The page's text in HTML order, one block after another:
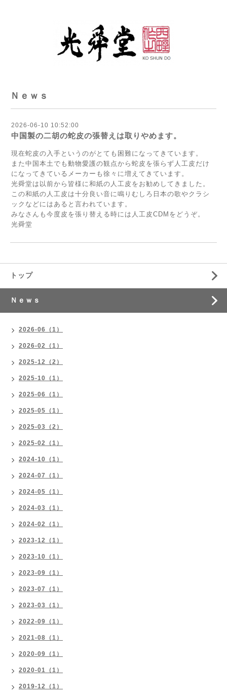
Ｎｅｗｓ
2026-06-10 10:52:00
中国製の二胡の蛇皮の張替えは取りやめます。
現在蛇皮の入手というのがとても困難になってきています。
また中国本土でも動物愛護の観点から蛇皮を張らず人工皮だけ
になってきているメーカーも徐々に増えてきています。
光舜堂は以前から皆様に和紙の人工皮をお勧めしてきました。
この和紙の人工皮は十分良い音に鳴りむしろ日本の歌やクラシ
ックなどにはあると言われています。
みなさんも今度皮を張り替える時には人工皮CDMをどうぞ。
光舜堂
トップ
Ｎｅｗｓ
2026-06（1）
2026-02（1）
2025-12（2）
2025-10（1）
2025-06（1）
2025-05（1）
2025-03（2）
2025-02（1）
2024-10（1）
2024-07（1）
2024-05（1）
2024-03（1）
2024-02（1）
2023-12（1）
2023-10（1）
2023-09（1）
2023-07（1）
2023-03（1）
2022-09（1）
2021-08（1）
2020-09（1）
2020-01（1）
2019-12（1）